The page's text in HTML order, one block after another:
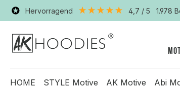
Hervorragend 4,7 / 5 1.978
HOME STYLE Motive AK Motive Abi